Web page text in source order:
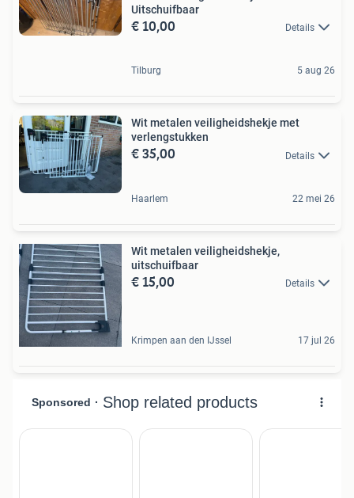
Uitschuifbaar
€ 10,00 Details
Tilburg 5 aug 26
Wit metalen veiligheidshekje met
verlengstukken
€ 35,00 Details
Haarlem 22 mei 26
Wit metalen veiligheidshekje,
uitschuifbaar
€ 15,00 Details
Krimpen aan den IJssel 17 jul 26